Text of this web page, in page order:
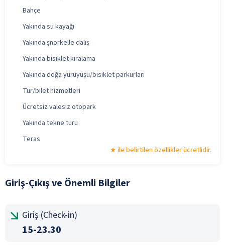
Bahçe
Yakında su kayağı
Yakında şnorkelle dalış
Yakında bisiklet kiralama
Yakında doğa yürüyüşü/bisiklet parkurları
Tur/bilet hizmetleri
Ücretsiz valesiz otopark
Yakında tekne turu
Teras
ile belirtilen özellikler ücretlidir.
Giriş-Çıkış ve Önemli Bilgiler
Giriş (Check-in)
15-23.30